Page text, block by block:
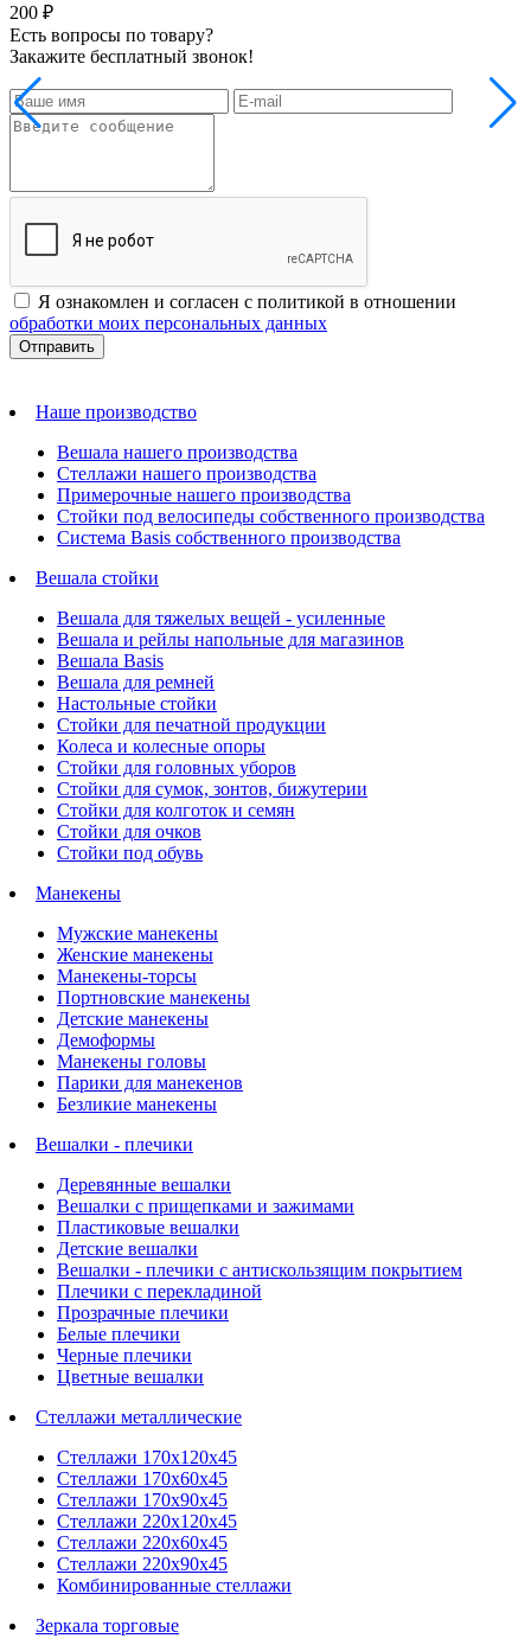
200 ₽
Есть вопросы по товару?
Закажите бесплатный звонок!
Я ознакомлен и согласен с политикой в отношении
обработки моих персональных данных
Наше производство
Вешала нашего производства
Стеллажи нашего производства
Примерочные нашего производства
Стойки под велосипеды собственного производства
Система Basis собственного производства
Вешала стойки
Вешала для тяжелых вещей - усиленные
Вешала и рейлы напольные для магазинов
Вешала Basis
Вешала для ремней
Настольные стойки
Стойки для печатной продукции
Колеса и колесные опоры
Стойки для головных уборов
Стойки для сумок, зонтов, бижутерии
Стойки для колготок и семян
Стойки для очков
Стойки под обувь
Манекены
Мужские манекены
Женские манекены
Манекены-торсы
Портновские манекены
Детские манекены
Демоформы
Манекены головы
Парики для манекенов
Безликие манекены
Вешалки - плечики
Деревянные вешалки
Вешалки с прищепками и зажимами
Пластиковые вешалки
Детские вешалки
Вешалки - плечики с антискользящим покрытием
Плечики с перекладиной
Прозрачные плечики
Белые плечики
Черные плечики
Цветные вешалки
Стеллажи металлические
Стеллажи 170х120х45
Стеллажи 170х60х45
Стеллажи 170х90х45
Стеллажи 220х120х45
Стеллажи 220х60х45
Стеллажи 220х90х45
Комбинированные стеллажи
Зеркала торговые